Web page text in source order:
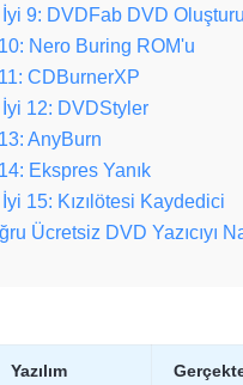
İyi 9: DVDFab DVD
10: Nero Buring ROM'u
11: CDBurnerXP
İyi 12: DVDStyler
13: AnyBurn
14: Ekspres Yanık
15: Kızılötesi Kaydedici
Ücretsiz DVD Yazıcıyı
Yazılım